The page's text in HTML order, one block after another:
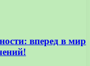
вперед в мир